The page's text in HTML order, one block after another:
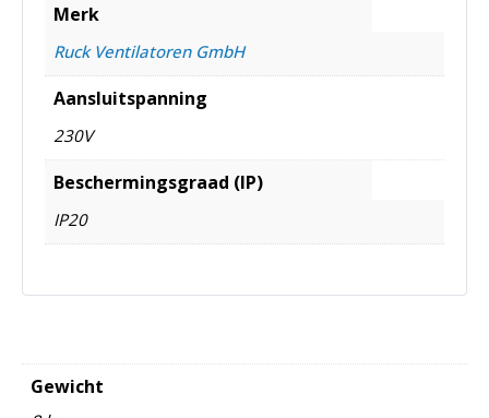
Merk
Ruck Ventilatoren GmbH
Aansluitspanning
230V
Beschermingsgraad (IP)
IP20
Gewicht